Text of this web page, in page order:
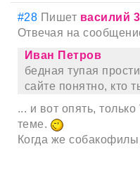
#28 Пишет василий
Отвечая на
Иван Петров
бедная тупая
сайте понятно, кто
... и вот опять,
теме.
Когда же собакофилы